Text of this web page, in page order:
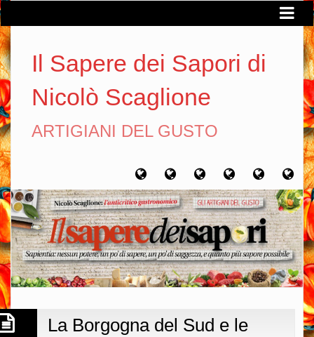
Il Sapere dei Sapori di
Nicolò Scaglione
ARTIGIANI DEL GUSTO
Home Chi
sono
Artigiani
del
gusto
Viaggi
del
gusto
Filosofia
del
gusto
La Borgogna del Sud e le